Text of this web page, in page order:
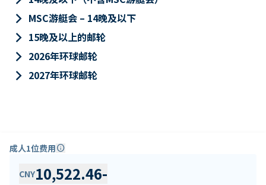
keyboard_arrow_right MSC游艇会 – 14晚及以下
keyboard_arrow_right 15晚及以上的邮轮
keyboard_arrow_right 2026年环球邮轮
keyboard_arrow_right 2027年环球邮轮
成人1位费用info
CNY10,522.46-